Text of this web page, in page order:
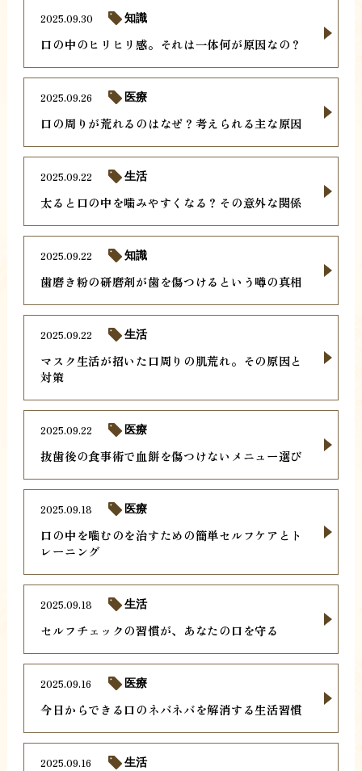
口の中のヒリヒリ感。それは一体何が原因なの？
2025.09.30 知識
口の周りが荒れるのはなぜ？考えられる主な原因
2025.09.26 医療
太ると口の中を噛みやすくなる？その意外な関係
2025.09.22 生活
歯磨き粉の研磨剤が歯を傷つけるという噂の真相
2025.09.22 知識
マスク生活が招いた口周りの肌荒れ。その原因と
対策
2025.09.22 生活
抜歯後の食事術で血餅を傷つけないメニュー選び
2025.09.22 医療
口の中を噛むのを治すための簡単セルフケアとト
レーニング
2025.09.18 医療
セルフチェックの習慣が、あなたの口を守る
2025.09.18 生活
今日からできる口のネバネバを解消する生活習慣
2025.09.16 医療
2025.09.16 生活